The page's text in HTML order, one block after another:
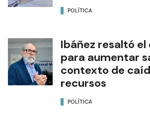
POLÍTICA
Ibáñez resaltó el
para aumentar
contexto de
recursos
POLÍTICA